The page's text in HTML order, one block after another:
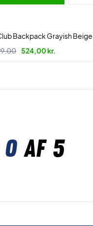
Backpack Grayish Beige
524,00 kr.
0af 5